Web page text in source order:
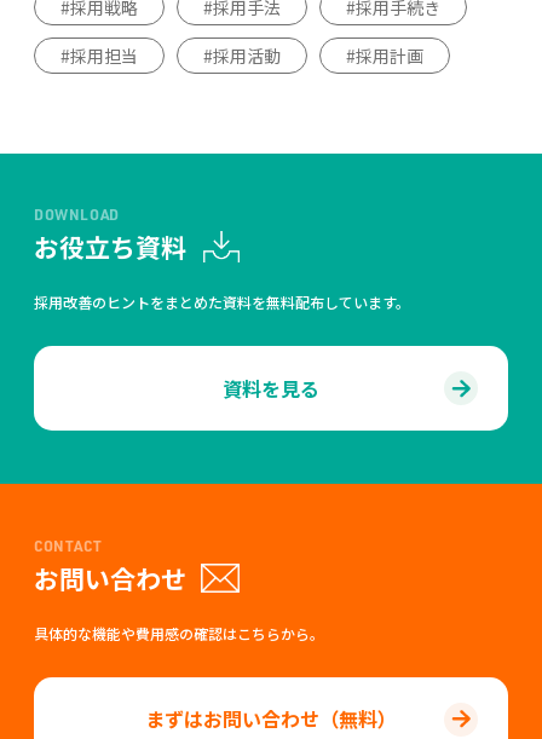
採用戦略
採用手法
採用手続き
採用担当
採用活動 採用計画
DOWNLOAD
お役立ち資料
採用改善のヒントをまとめた資料を無料配布しています。
資料を見る
CONTACT
お問い合わせ
具体的な機能や費用感の確認はこちらから。
まずはお問い合わせ（無料）